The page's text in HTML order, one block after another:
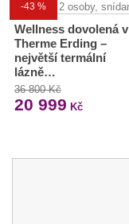
-43 %
Wellness dovolená v
Therme Erding –
největší termální
lázně…
36 800 Kč
20 999 Kč